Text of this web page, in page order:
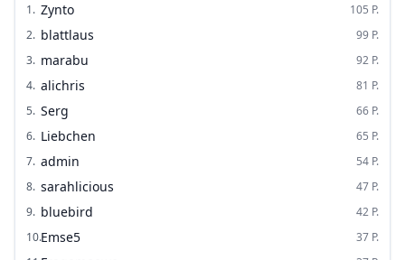
1. Zynto 105 P.
2. blattlaus 99 P.
3. marabu 92 P.
4. alichris 81 P.
5. Serg 66 P.
6. Liebchen 65 P.
7. admin 54 P.
8. sarahlicious 47 P.
9. bluebird 42 P.
10.Emse5 37 P.